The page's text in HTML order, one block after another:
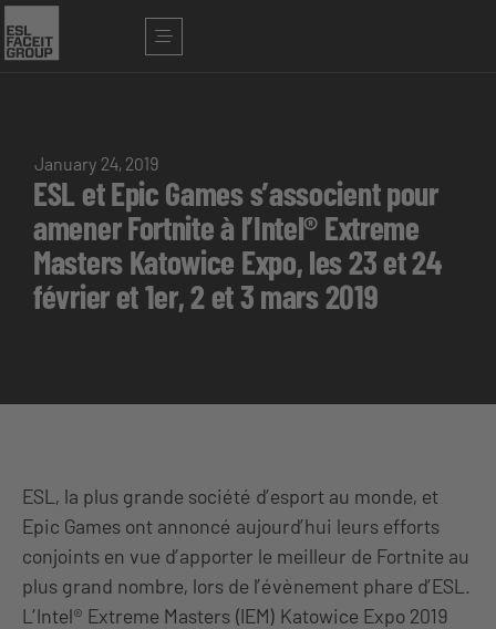
January 24, 2019
ESL et Epic Games s’associent pour
amener Fortnite à l’Intel® Extreme
Masters Katowice Expo, les 23 et 24
février et 1er, 2 et 3 mars 2019
ESL, la plus grande société d’esport au monde, et
Epic Games ont annoncé aujourd’hui leurs efforts
conjoints en vue d’apporter le meilleur de Fortnite au
plus grand nombre, lors de l’évènement phare d’ESL.
L’Intel® Extreme Masters (IEM) Katowice Expo 2019